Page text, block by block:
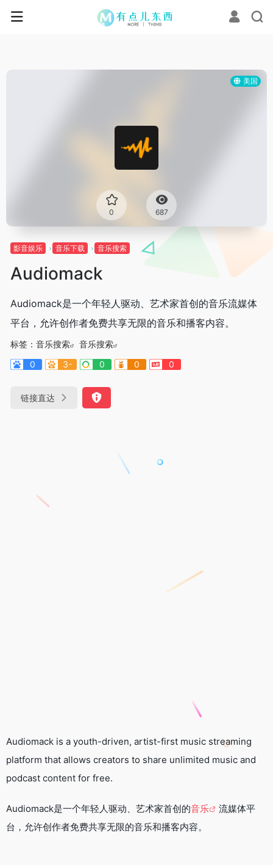
美国
0 687
影音娱乐 音乐下载 音乐搜索
Audiomack
Audiomack是一个年轻人驱动、艺术家首创的音乐流媒体
平台，允许创作者免费共享无限的音乐和播客内容。
标签： 音乐搜索
音乐搜索
0
3- 0 0 0
链接直达
Audiomack is a youth-driven, artist-first music streaming
platform that allows creators to share unlimited music and
podcast content for free.
Audiomack是一个年轻人驱动、艺术家首创的音乐
流媒体平
台，允许创作者免费共享无限的音乐和播客内容。